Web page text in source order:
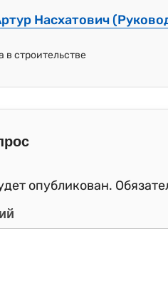
Насхатович
в строительстве
опубликован.